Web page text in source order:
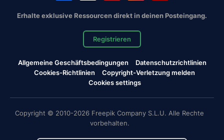
Erhalte exklusive Ressourcen direkt in deinen Posteingang.
Registrieren
Allgemeine Geschäftsbedingungen
Datenschutzrichtlinien
Cookies-Richtlinien
Copyright-Verletzung melden
Cookies settings
Copyright © 2010-2026 Freepik Company S.L.U. Alle Rechte
vorbehalten.